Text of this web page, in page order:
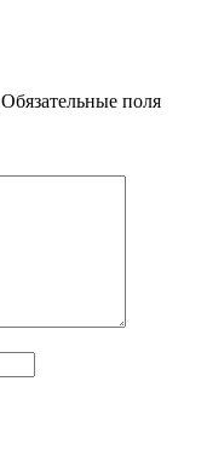
Обязательные поля